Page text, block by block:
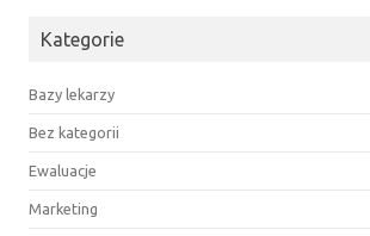
Kategorie
Bazy lekarzy
Bez kategorii
Ewaluacje
Marketing